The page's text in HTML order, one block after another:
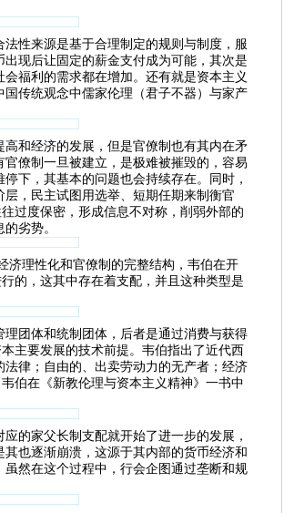
性来源是基于合理制定的规则与制度，服
现后让固定的薪金支付成为可能，其次是
福利的需求都在增加。还有就是资本主义
传统观念中儒家伦理（君子不器）与家产
和经济的发展，但是官僚制也有其内在矛
僚制一旦被建立，是极难被摧毁的，容易
下，其基本的问题也会持续存在。同时，
，民主试图用选举、短期任期来制衡官
过度保密，形成信息不对称，削弱外部的
劣势。
济理性化和官僚制的完整结构，韦伯在开
的，这其中存在着支配，并且这种类型是
团体和统制团体，后者是通过消费与获得
主要发展的技术前提。韦伯指出了近代西
律；自由的、出卖劳动力的无产者；经济
伯在《新教伦理与资本主义精神》一书中
的家父长制支配就开始了进一步的发展，
也逐渐崩溃，这源于其内部的货币经济和
然在这个过程中，行会企图通过垄断和规